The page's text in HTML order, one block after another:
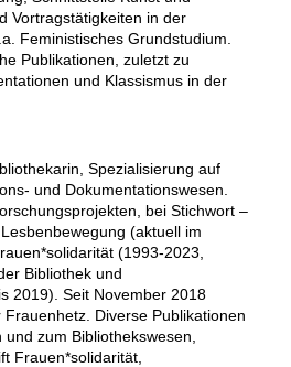
Vortragstätigkeiten in der
Feministisches Grundstudium.
Publikationen, zuletzt zu
und Klassismus in der
Spezialisierung auf
und Dokumentationswesen.
bei Stichwort –
(aktuell im
(1993-2023,
Bibliothek und
2019). Seit November 2018
Diverse Publikationen
zum Bibliothekswesen,
Frauen*solidarität,